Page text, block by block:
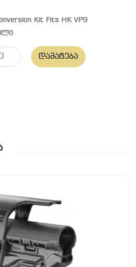
Kit Fits HK VP9
Დამატება